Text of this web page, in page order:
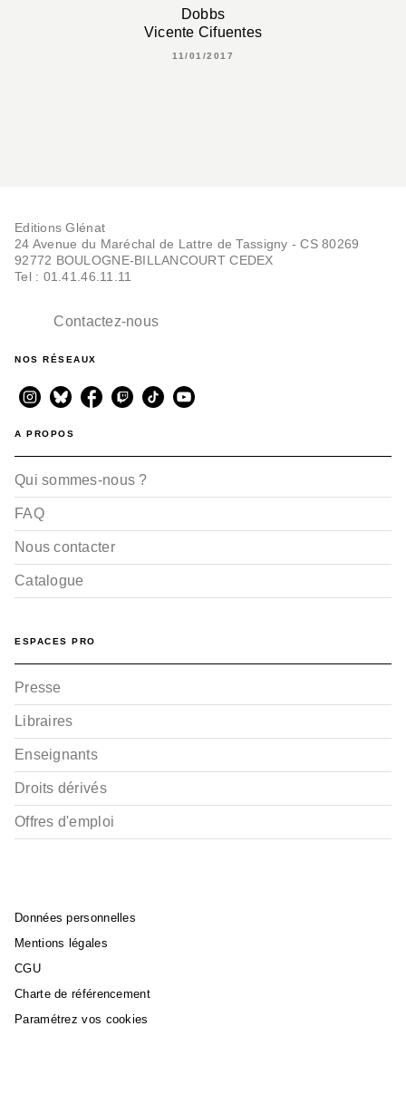
Dobbs
Vicente Cifuentes
11/01/2017
Editions Glénat
24 Avenue du Maréchal de Lattre de Tassigny - CS 80269
92772 BOULOGNE-BILLANCOURT CEDEX
Tel : 01.41.46.11.11
Contactez-nous
NOS RÉSEAUX
A PROPOS
Qui sommes-nous ?
FAQ
Nous contacter
Catalogue
ESPACES PRO
Presse
Libraires
Enseignants
Droits dérivés
Offres d'emploi
Données personnelles
Mentions légales
CGU
Charte de référencement
Paramétrez vos cookies